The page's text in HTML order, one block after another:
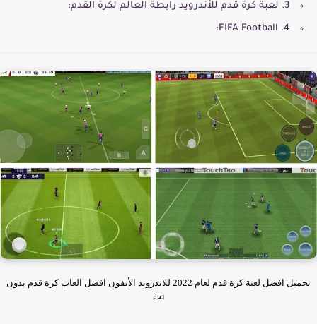
3. لعبة كرة قدم للأندرويد رابطة العالم لكرة القدم:
4. FIFA Football‏:
تحميل افضل لعبة كرة قدم لعام 2022 للاندرويد الأيفون افضل العاب كرة قدم بدون